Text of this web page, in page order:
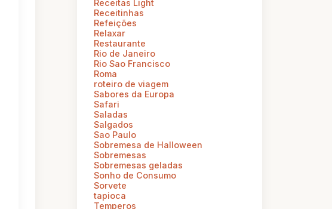
Receitas Light
Receitinhas
Refeições
Relaxar
Restaurante
Rio de Janeiro
Rio Sao Francisco
Roma
roteiro de viagem
Sabores da Europa
Safari
Saladas
Salgados
Sao Paulo
Sobremesa de Halloween
Sobremesas
Sobremesas geladas
Sonho de Consumo
Sorvete
tapioca
Temperos